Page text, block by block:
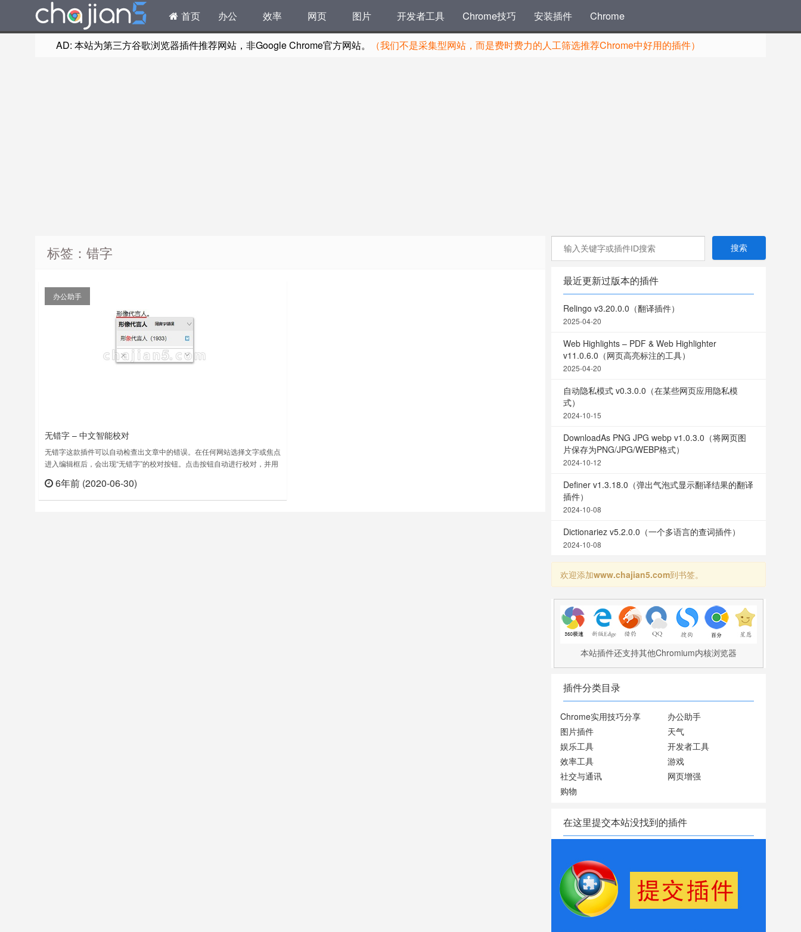
首页 办公 效率 网页 图片 开发者工具 Chrome技巧 安装插件 Chrome
AD: 本站为第三方谷歌浏览器插件推荐网站，非Google Chrome官方网站。 （我们不是采集型网站，而是费时费力的人工筛选推荐Chrome中好用的插件）
标签：错字
办公助手
无错字 – 中文智能校对
无错字这款插件可以自动检查出文章中的错误。在任何网站选择文字或焦点
进入编辑框后，会出现“无错字”的校对按钮。点击按钮自动进行校对，并用
入编辑框后，会出现“无错字”的校对按钮。点击按钮自动进行校对，并用下
划线标出错误。支持 QQ邮箱、163邮箱、微博、知乎写文章等。无错字 –
6年前 (2020-06-30)
最近更新过版本的插件
Relingo v3.20.0.0（翻译插件）
2025-04-20
Web Highlights – PDF & Web Highlighter
v11.0.6.0（网页高亮标注的工具）
2025-04-20
自动隐私模式 v0.3.0.0（在某些网页应用隐私模
式）
2024-10-15
DownloadAs PNG JPG webp v1.0.3.0（将网页图
片保存为PNG/JPG/WEBP格式）
2024-10-12
Definer v1.3.18.0（弹出气泡式显示翻译结果的翻译
插件）
2024-10-08
Dictionariez v5.2.0.0（一个多语言的查词插件）
2024-10-08
欢迎添加www.chajian5.com到书签。
本站插件还支持其他Chromium内核浏览器
插件分类目录
Chrome实用技巧分享
办公助手
图片插件
天气
娱乐工具
开发者工具
效率工具
游戏
社交与通讯
网页增强
购物
在这里提交本站没找到的插件